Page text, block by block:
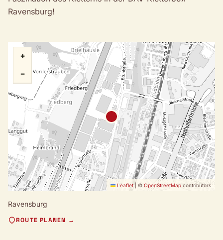
Ravensburg!
+
−
Leaflet © OpenStreetMap contributors
Ravensburg
ROUTE PLANEN →